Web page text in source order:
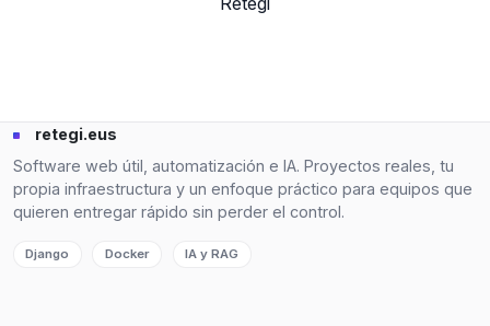
retegi.eus
Software web útil, automatización e IA. Proyectos reales, tu
propia infraestructura y un enfoque práctico para equipos que
quieren entregar rápido sin perder el control.
Django Docker IA y RAG